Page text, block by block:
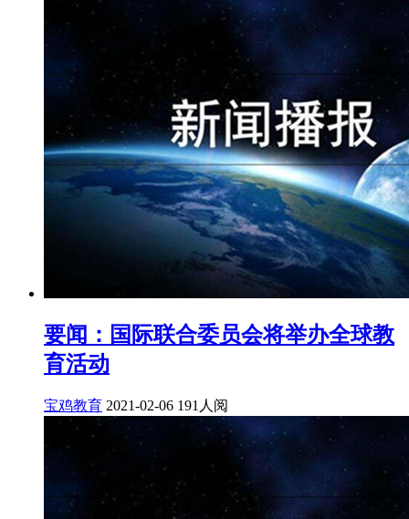
要闻：国际联合委员会将举办全球教
育活动
宝鸡教育 2021-02-06 191人阅